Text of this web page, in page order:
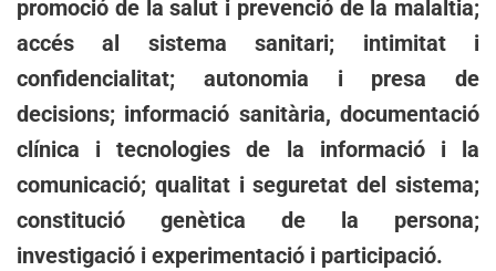
promoció de la salut i prevenció de la malaltia;
accés al sistema sanitari; intimitat i
confidencialitat; autonomia i presa de
decisions; informació sanitària, documentació
clínica i tecnologies de la informació i la
comunicació; qualitat i seguretat del sistema;
constitució genètica de la persona;
investigació i experimentació i participació.